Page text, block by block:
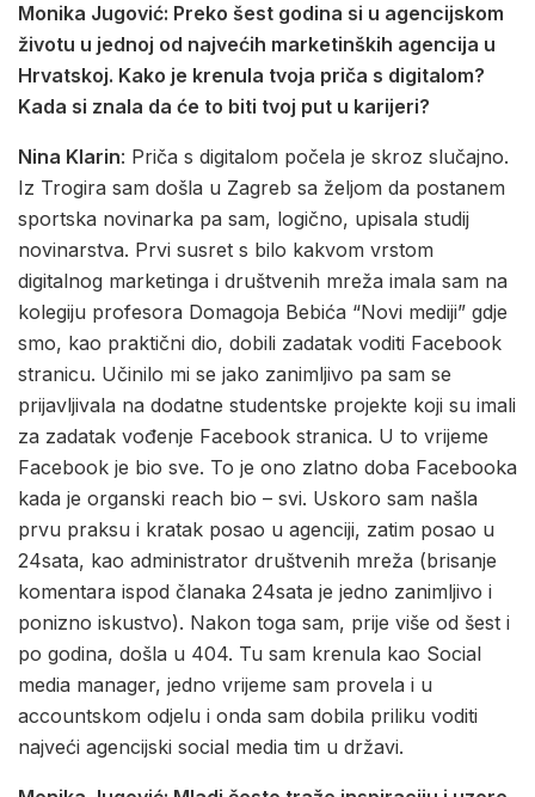
Monika Jugović: Preko šest godina si u agencijskom
životu u jednoj od najvećih marketinških agencija u
Hrvatskoj. Kako je krenula tvoja priča s digitalom?
Kada si znala da će to biti tvoj put u karijeri?
Nina Klarin: Priča s digitalom počela je skroz slučajno.
Iz Trogira sam došla u Zagreb sa željom da postanem
sportska novinarka pa sam, logično, upisala studij
novinarstva. Prvi susret s bilo kakvom vrstom
digitalnog marketinga i društvenih mreža imala sam na
kolegiju profesora Domagoja Bebića “Novi mediji” gdje
smo, kao praktični dio, dobili zadatak voditi Facebook
stranicu. Učinilo mi se jako zanimljivo pa sam se
prijavljivala na dodatne studentske projekte koji su imali
za zadatak vođenje Facebook stranica. U to vrijeme
Facebook je bio sve. To je ono zlatno doba Facebooka
kada je organski reach bio – svi. Uskoro sam našla
prvu praksu i kratak posao u agenciji, zatim posao u
24sata, kao administrator društvenih mreža (brisanje
komentara ispod članaka 24sata je jedno zanimljivo i
ponizno iskustvo). Nakon toga sam, prije više od šest i
po godina, došla u 404. Tu sam krenula kao Social
media manager, jedno vrijeme sam provela i u
accountskom odjelu i onda sam dobila priliku voditi
najveći agencijski social media tim u državi.